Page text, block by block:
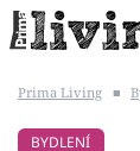
Prima Living ■
BYDLENÍ